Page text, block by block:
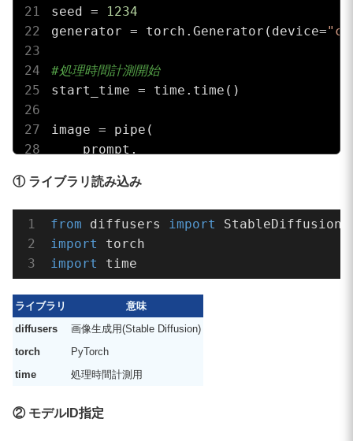
seed =
1234
generator = torch.Generator(device=
#処理時間計測開始
start_time = time.time()
image = pipe(
    prompt,
    guidance_scale=
    width=width,
    height=height,
    generator=generator,
).images[0]
#処理時間計測終了
end_time = time.time()
elapsed = end_time - start_time
print(
① ライブラリ読み込み
from diffusers import
import
import
time
ライブラリ
意味
diffusers
画像生成用(Stable Diffusion)
torch
PyTorch
time
処理時間計測用
② モデルID指定